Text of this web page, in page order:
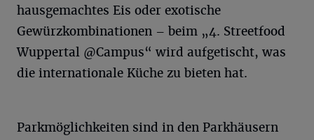
hausgemachtes Eis oder exotische
Gewürzkombinationen – beim „4. Streetfood
Wuppertal @Campus“ wird aufgetischt, was
die internationale Küche zu bieten hat.
Parkmöglichkeiten sind in den Parkhäusern